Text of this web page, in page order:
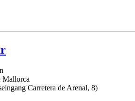
Mallorca
Carretera de Arenal, 8)